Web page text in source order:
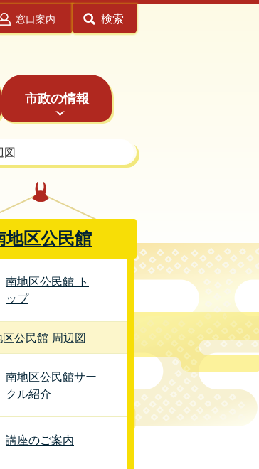
窓口案内 検索
市政の情報
図
地区公民館
南地区公民館 ト
ップ
区公民館 周辺図
南地区公民館サー
クル紹介
講座のご案内